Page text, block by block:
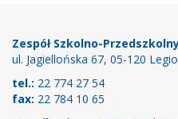
Zespół Szkolno-
ul. Jagiellońska 67, 05-120
tel.: 22 774 27 54
fax: 22 784 10 65